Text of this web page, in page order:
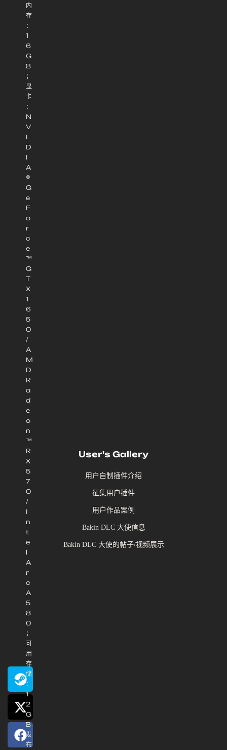
内
存
：
1
6
G
B
；
显
卡
：
N
V
I
D
I
A
®
G
e
F
o
r
c
e
™
G
T
X
1
6
5
0
/
A
M
D
R
a
d
e
o
n
™
R
X
5
7
0
/
I
n
t
e
l
A
r
c
A
5
8
0
；
可
用
存
储
：
1
2
G
B
发
布
User's Gallery
用户自制插件介绍
征集用户插件
用户作品案例
Bakin DLC 大使信息
Bakin DLC 大使的帖子/视频展示